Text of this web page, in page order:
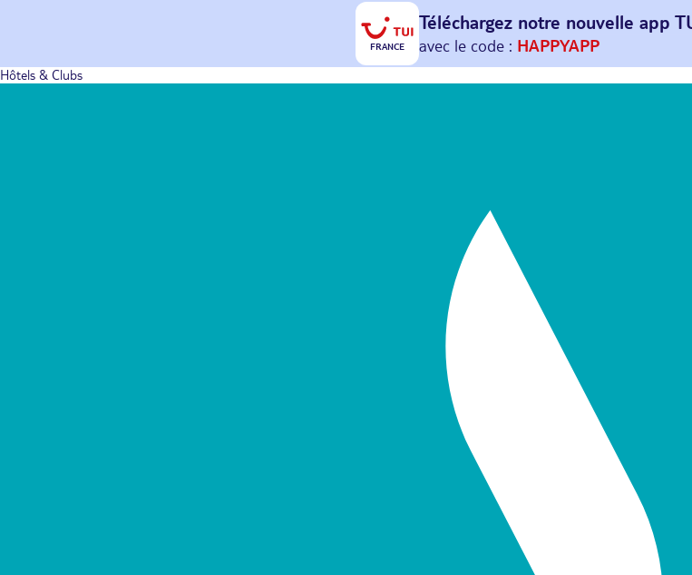
FRANCE
Téléchargez notre nouvelle app
Et profitez de 30€ offerts*sur votre
avec le code : HAPPYAPP
Hôtels & Clubs